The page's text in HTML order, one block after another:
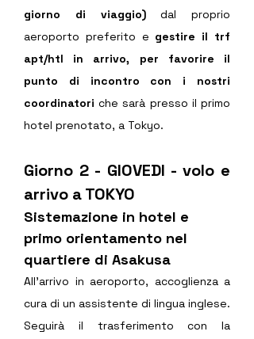
giorno di viaggio) dal proprio
aeroporto preferito e gestire il trf
apt/htl in arrivo, per favorire il
punto di incontro con i nostri
coordinatori che sarà presso il primo
hotel prenotato, a Tokyo.
Giorno 2 - GIOVEDI - volo e
arrivo a TOKYO
Sistemazione in hotel e
primo orientamento nel
quartiere di Asakusa
All’arrivo in aeroporto, accoglienza a
cura di un assistente di lingua inglese.
Seguirà il trasferimento con la